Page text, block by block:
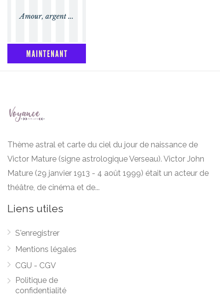
Thème astral et carte du ciel du jour de naissance de
Victor Mature (signe astrologique Verseau). Victor John
Mature (29 janvier 1913 - 4 août 1999) était un acteur de
théâtre, de cinéma et de...
Liens utiles
S'enregistrer
Mentions légales
CGU - CGV
Politique de
confidentialité